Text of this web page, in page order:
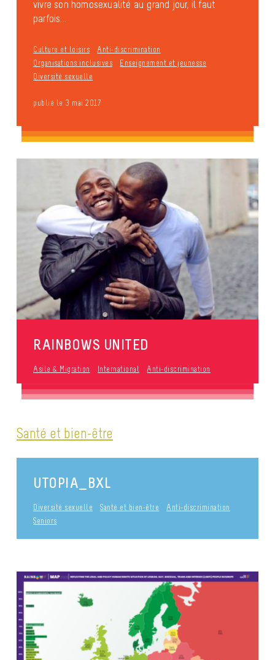
vivre son homosexualité au grand jour, il faut
parfois...
Culture et loisirs
Anti-discrimination
Organisations inclusives
Enseignement et jeunesse
Diversité sexuelle
publié le 3 mai 2017
RAINBOWS UNITED
Asile & Migration International Anti-discrimination
Santé et bien-être
UTOPIA_BXL
Diversité sexuelle Santé et bien-être
Anti-discrimination
Seniors